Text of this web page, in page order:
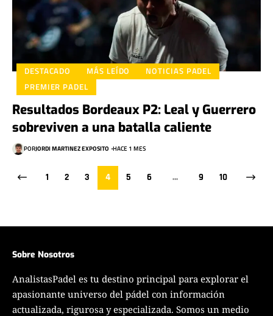
DESTACADO MÁS LEÍDO
NOTICIAS PADEL
PREMIER PADEL
Resultados Bordeaux P2: Leal y Guerrero
sobreviven a una batalla caliente
PORJORDI MARTINEZ EXPOSITO HACE 1 MES
1 2 3 4 5 6 … 9 10
Sobre Nosotros
AnalistasPadel es tu destino principal para explorar el
apasionante universo del pádel con información
actualizada, rigurosa y especializada. Somos un medio